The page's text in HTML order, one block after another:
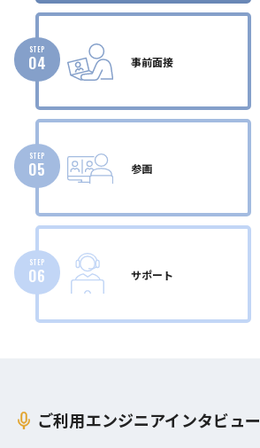
STEP
04 事前面接
STEP
05 参画
STEP
06 サポート
ご利用エンジニアインタビュー